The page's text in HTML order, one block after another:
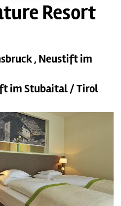
Resort
, Neustift im
im Stubaital / Tirol